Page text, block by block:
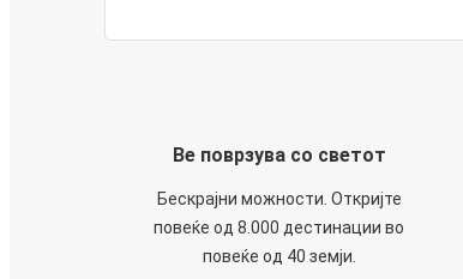
Ве поврзува со светот
Бескрајни можности. Откријте
повеќе од 8.000 дестинации во
повеќе од 40 земји.